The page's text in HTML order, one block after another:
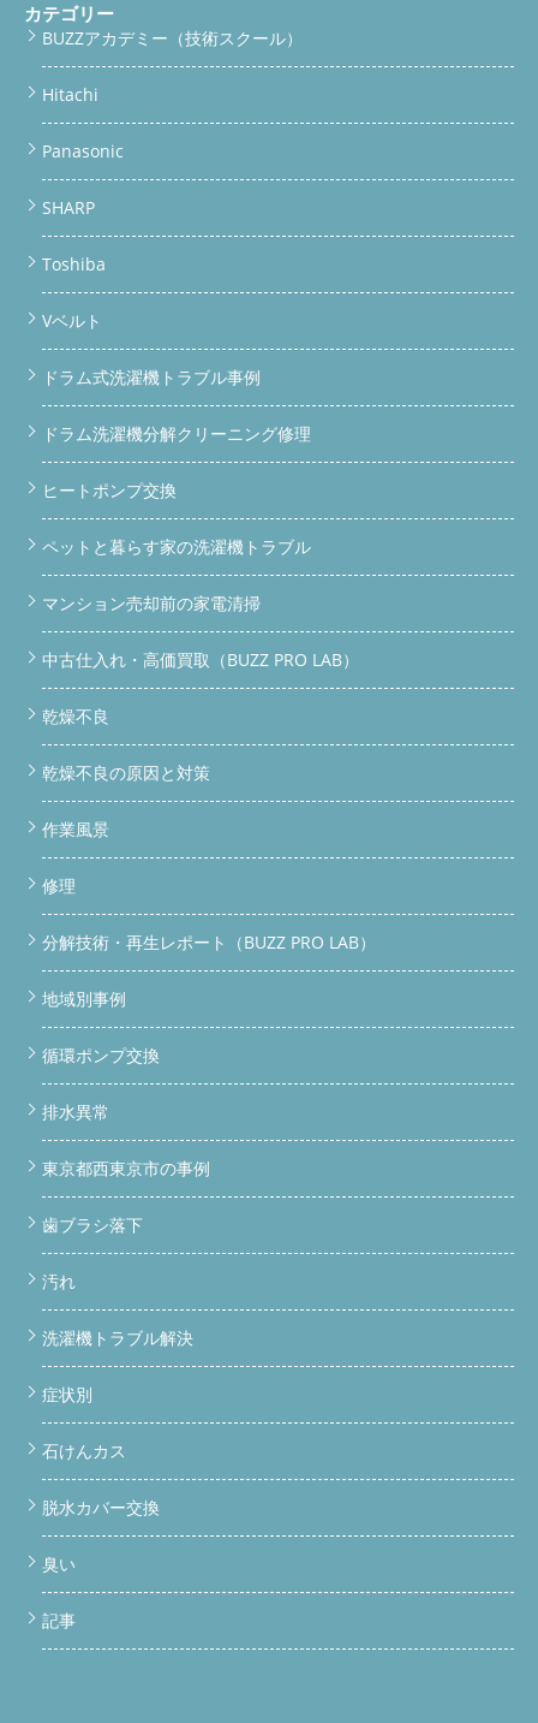
カテゴリー
BUZZアカデミー（技術スクール）
Hitachi
Panasonic
SHARP
Toshiba
Vベルト
ドラム式洗濯機トラブル事例
ドラム洗濯機分解クリーニング修理
ヒートポンプ交換
ペットと暮らす家の洗濯機トラブル
マンション売却前の家電清掃
中古仕入れ・高価買取（BUZZ PRO LAB）
乾燥不良
乾燥不良の原因と対策
作業風景
修理
分解技術・再生レポート（BUZZ PRO LAB）
地域別事例
循環ポンプ交換
排水異常
東京都西東京市の事例
歯ブラシ落下
汚れ
洗濯機トラブル解決
症状別
石けんカス
脱水カバー交換
臭い
記事